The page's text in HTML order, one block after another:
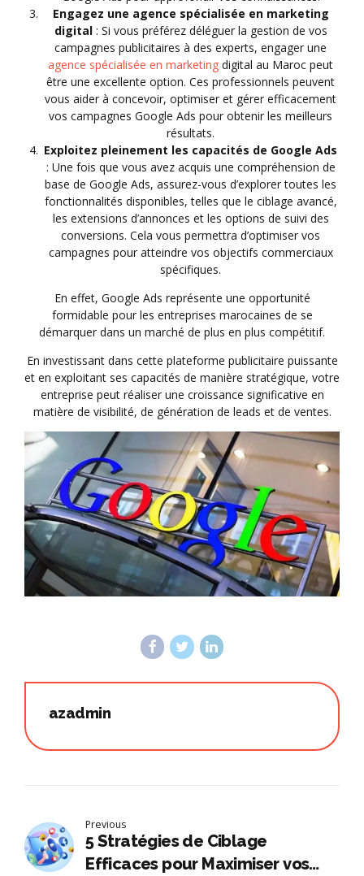
Engagez une agence spécialisée en marketing
digital: Si vous préférez déléguer la gestion de vos
campagnes publicitaires à des experts, engager une
agence spécialisée en marketing digital au Maroc peut
être une excellente option. Ces professionnels peuvent
vous aider à concevoir, optimiser et gérer efficacement
vos campagnes Google Ads pour obtenir les meilleurs
résultats.
Exploitez pleinement les capacités de Google Ads
: Une fois que vous avez acquis une compréhension de
base de Google Ads, assurez-vous d’explorer toutes les
fonctionnalités disponibles, telles que le ciblage avancé,
les extensions d’annonces et les options de suivi des
conversions. Cela vous permettra d’optimiser vos
campagnes pour atteindre vos objectifs commerciaux
spécifiques.
En effet, Google Ads représente une opportunité
formidable pour les entreprises marocaines de se
démarquer dans un marché de plus en plus compétitif.
En investissant dans cette plateforme publicitaire puissante
et en exploitant ses capacités de manière stratégique, votre
entreprise peut réaliser une croissance significative en
matière de visibilité, de génération de leads et de ventes.
azadmin
Previous
5 Stratégies de Ciblage
Efficaces pour Maximiser vos